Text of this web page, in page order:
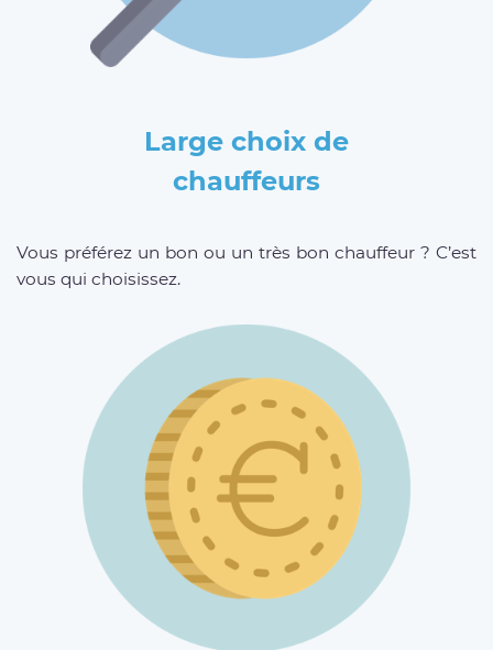
Large choix de
chauffeurs
Vous préférez un bon ou un très bon chauffeur ? C’est
vous qui choisissez.